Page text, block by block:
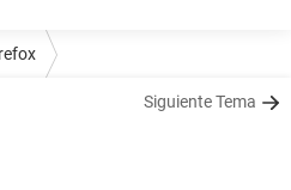
Siguiente Tema